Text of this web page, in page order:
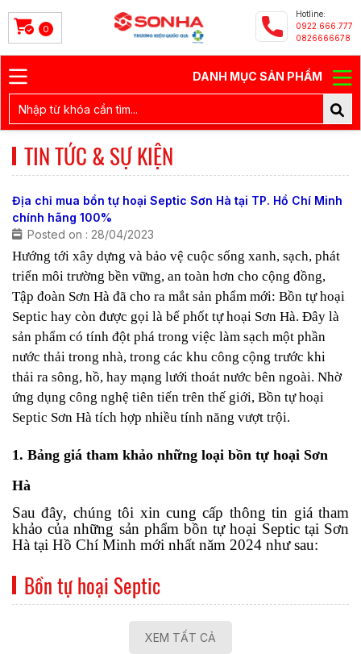
0
Hotline:
0922.666.777
0826666678
DANH MỤC SẢN PHẨM
TIN TỨC & SỰ KIỆN
Địa chỉ mua bồn tự hoại Septic Sơn Hà tại TP. Hồ Chí Minh
chính hãng 100%
Posted on : 28/04/2023
Hướng tới xây dựng và bảo vệ cuộc sống xanh, sạch, phát
triển môi trường bền vững, an toàn hơn cho cộng đồng,
Tập đoàn Sơn Hà đã cho ra mắt sản phẩm mới: Bồn tự hoại
Septic hay còn được gọi là bể phốt tự hoại Sơn Hà. Đây là
sản phẩm có tính đột phá trong việc làm sạch một phần
nước thải trong nhà, trong các khu công cộng trước khi
thải ra sông, hồ, hay mạng lưới thoát nước bên ngoài. Nhờ
ứng dụng công nghệ tiên tiến trên thế giới, Bồn tự hoại
Septic Sơn Hà tích hợp nhiều tính năng vượt trội.
1. Bảng giá tham khảo những loại bồn tự hoại Sơn
Hà
Sau đây, chúng tôi xin cung cấp thông tin giá tham
khảo của những sản phẩm bồn tự hoại Septic tại Sơn
Hà tại Hồ Chí Minh mới nhất năm 2024 như sau:
Bồn tự hoại Septic
XEM TẤT CẢ